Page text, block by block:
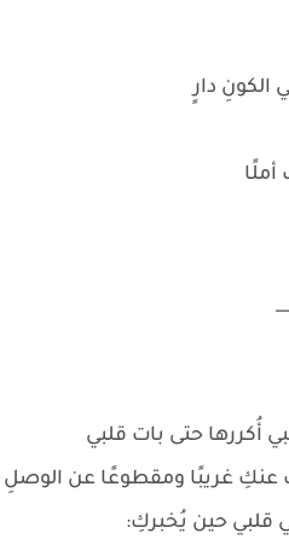
دارٍ
أُكررها حتى بات قلبي
عنكِ غريبًا ومقطوعًا عن الوصلِ
قلبي حين يُخبركِ: